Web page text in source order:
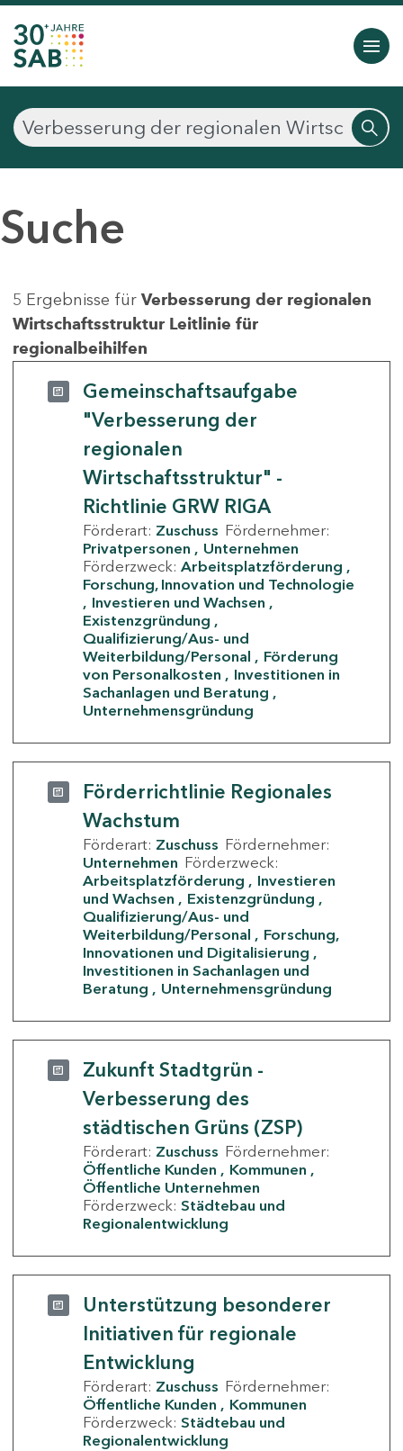
Suche
5 Ergebnisse für Verbesserung der regionalen
Wirtschaftsstruktur Leitlinie für
regionalbeihilfen
Gemeinschaftsaufgabe
"Verbesserung der
regionalen
Wirtschaftsstruktur" -
Richtlinie GRW RIGA
Förderart: Zuschuss Fördernehmer:
Privatpersonen
Unternehmen
Förderzweck: Arbeitsplatzförderung
Forschung, Innovation und Technologie
Investieren und Wachsen
Existenzgründung
Qualifizierung/Aus- und
Weiterbildung/Personal
Förderung
von Personalkosten
Investitionen in
Sachanlagen und Beratung
Unternehmensgründung
Förderrichtlinie Regionales
Wachstum
Förderart: Zuschuss Fördernehmer:
Unternehmen Förderzweck:
Arbeitsplatzförderung
Investieren
und Wachsen
Existenzgründung
Qualifizierung/Aus- und
Weiterbildung/Personal
Forschung,
Innovationen und Digitalisierung
Investitionen in Sachanlagen und
Beratung
Unternehmensgründung
Zukunft Stadtgrün -
Verbesserung des
städtischen Grüns (ZSP)
Förderart: Zuschuss Fördernehmer:
Öffentliche Kunden
Kommunen
Öffentliche Unternehmen
Förderzweck: Städtebau und
Regionalentwicklung
Unterstützung besonderer
Initiativen für regionale
Entwicklung
Förderart: Zuschuss Fördernehmer:
Öffentliche Kunden
Kommunen
Förderzweck: Städtebau und
Regionalentwicklung